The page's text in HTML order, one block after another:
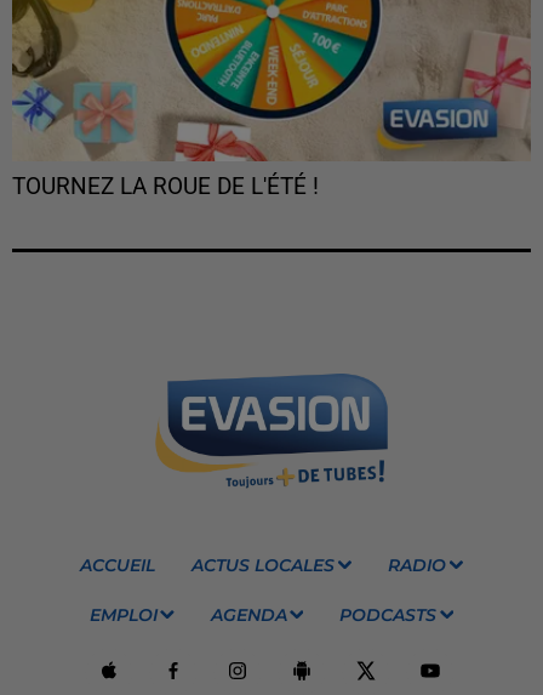
TOURNEZ LA ROUE DE L'ÉTÉ !
ACCUEIL ACTUS LOCALES RADIO
EMPLOI AGENDA PODCASTS